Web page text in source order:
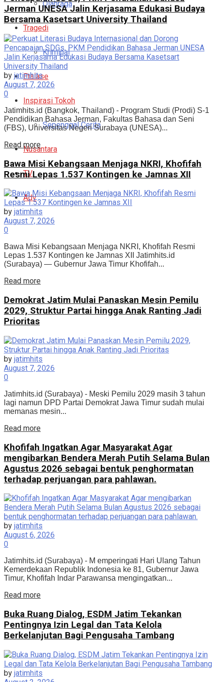
Olahraga
Tragedi
Kriminal
Etalase
Inspirasi Tokoh
Sepenggal Cerita
Nusantara
TV
Adv
Jerman UNESA Jalin Kerjasama Edukasi Budaya
Bersama Kasetsart University Thailand
by jatimhits
August 7, 2026
0
Jatimhits.id (Bangkok, Thailand) - Program Studi (Prodi) S-1
Pendidikan Bahasa Jerman, Fakultas Bahasa dan Seni
(FBS), Universitas Negeri Surabaya (UNESA)...
Read more Details
Bawa Misi Kebangsaan Menjaga NKRI, Khofifah
Resmi Lepas 1.537 Kontingen ke Jamnas XII
by jatimhits
August 7, 2026
0
Bawa Misi Kebangsaan Menjaga NKRI, Khofifah Resmi
Lepas 1.537 Kontingen ke Jamnas XII Jatimhits.id
(Surabaya) — Gubernur Jawa Timur Khofifah...
Read more
Demokrat Jatim Mulai Panaskan Mesin Pemilu
2029, Struktur Partai hingga Anak Ranting Jadi
Prioritas
by jatimhits
August 7, 2026
0
Jatimhits.id (Surabaya) - Meski Pemilu 2029 masih 3 tahun
lagi namun DPD Partai Demokrat Jawa Timur sudah mulai
memanas mesin...
Read more
Khofifah Ingatkan Agar Masyarakat Agar
mengibarkan Bendera Merah Putih Selama Bulan
Agustus 2026 sebagai bentuk penghormatan
terhadap perjuangan para pahlawan.
by jatimhits
August 6, 2026
0
Jatimhits.id (Surabaya) - M emperingati Hari Ulang Tahun
Kemerdekaan Republik Indonesia ke 81, Gubernur Jawa
Timur, Khofifah Indar Parawansa mengingatkan...
Read more
Buka Ruang Dialog, ESDM Jatim Tekankan
Pentingnya Izin Legal dan Tata Kelola
Berkelanjutan Bagi Pengusaha Tambang
by jatimhits